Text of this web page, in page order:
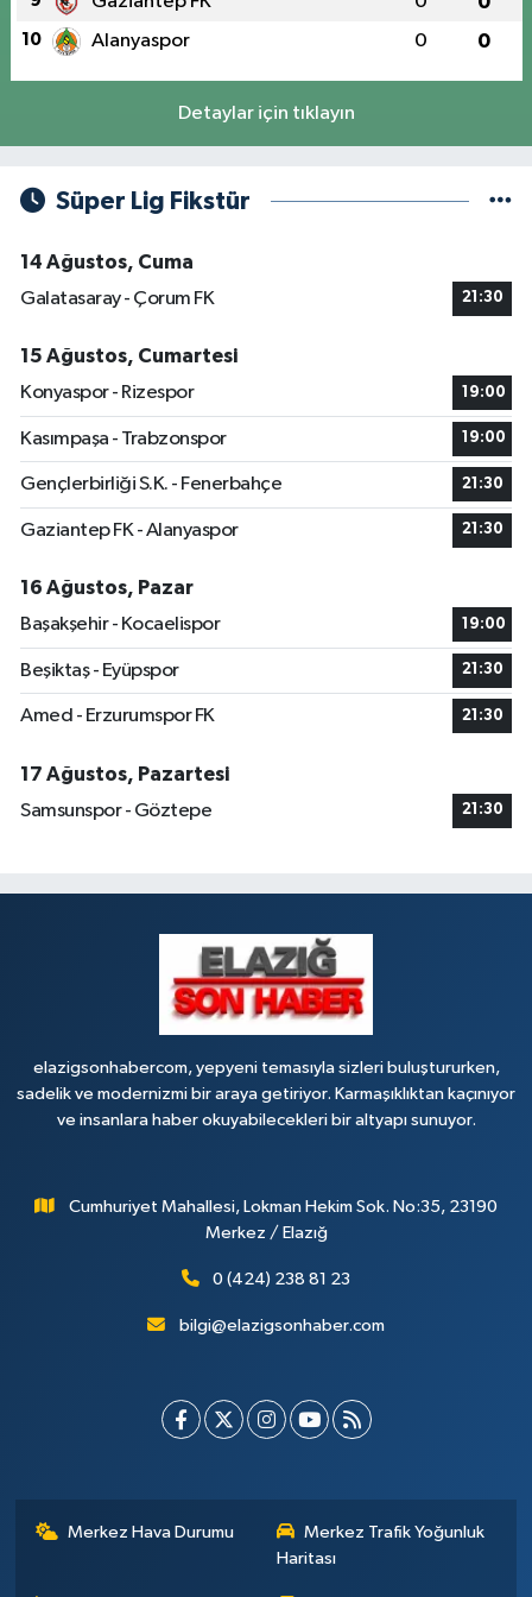
10 Alanyaspor 0 0
Detaylar için tıklayın
Süper Lig Fikstür
14 Ağustos, Cuma
Galatasaray - Çorum FK
21:30
15 Ağustos, Cumartesi
Konyaspor - Rizespor
19:00
Kasımpaşa - Trabzonspor 19:00
Gençlerbirliği S.K. - Fenerbahçe 21:30
Gaziantep FK - Alanyaspor 21:30
16 Ağustos, Pazar
Başakşehir - Kocaelispor
19:00
Beşiktaş - Eyüpspor 21:30
Amed - Erzurumspor FK 21:30
17 Ağustos, Pazartesi
Samsunspor - Göztepe
21:30
elazigsonhabercom, yepyeni temasıyla sizleri buluştururken,
sadelik ve modernizmi bir araya getiriyor. Karmaşıklıktan kaçınıyor
ve insanlara haber okuyabilecekleri bir altyapı sunuyor.
Cumhuriyet Mahallesi, Lokman Hekim Sok. No:35, 23190
Merkez / Elazığ
0 (424) 238 81 23
bilgi@elazigsonhaber.com
Merkez Hava Durumu
Merkez Trafik Yoğunluk
Haritası